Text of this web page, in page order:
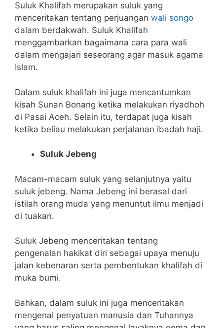
Suluk Khalifah merupakan suluk yang
menceritakan tentang perjuangan wali songo
dalam berdakwah. Suluk Khalifah
menggambarkan bagaimana cara para wali
dalam mengajari seseorang agar masuk agama
Islam.
Dalam suluk khalifah ini juga mencantumkan
kisah Sunan Bonang ketika melakukan riyadhoh
di Pasai Aceh. Selain itu, terdapat juga kisah
ketika beliau melakukan perjalanan ibadah haji.
Suluk Jebeng
Macam-macam suluk yang selanjutnya yaitu
suluk jebeng. Nama Jebeng ini berasal dari
istilah orang muda yang menuntut ilmu menjadi
di tuakan.
Suluk Jebeng menceritakan tentang
pengenalan hakikat diri sebagai upaya menuju
jalan kebenaran serta pembentukan khalifah di
muka bumi.
Bahkan, dalam suluk ini juga menceritakan
mengenai penyatuan manusia dan Tuhannya